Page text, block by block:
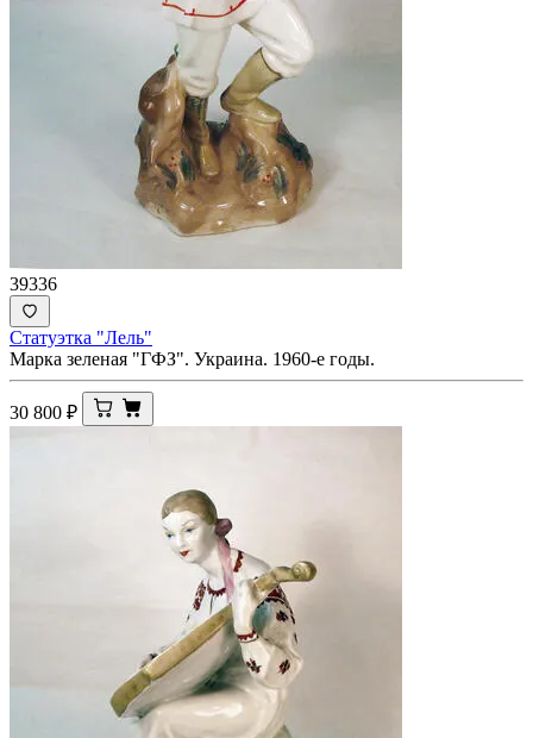
39336
Статуэтка "Лель"
Марка зеленая "ГФЗ". Украина. 1960-е годы.
30 800 ₽